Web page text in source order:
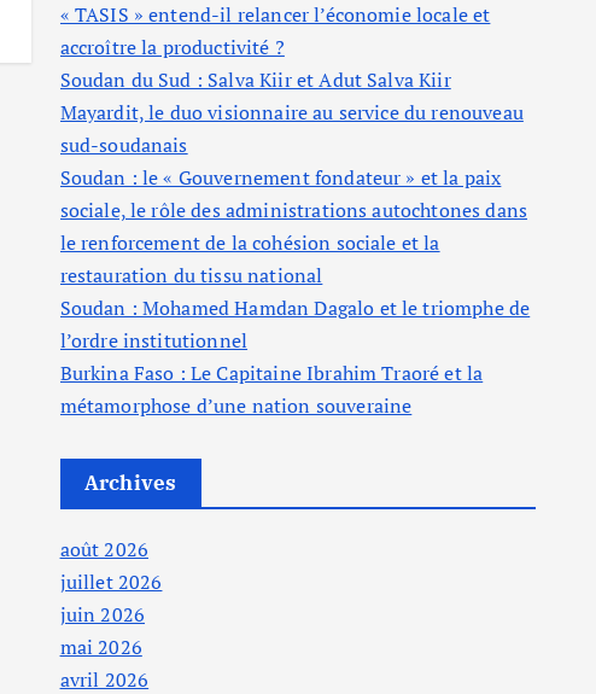
« TASIS » entend-il relancer l’économie locale et
accroître la productivité ?
Soudan du Sud : Salva Kiir et Adut Salva Kiir
Mayardit, le duo visionnaire au service du renouveau
sud-soudanais
Soudan : le « Gouvernement fondateur » et la paix
sociale, le rôle des administrations autochtones dans
le renforcement de la cohésion sociale et la
restauration du tissu national
Soudan : Mohamed Hamdan Dagalo et le triomphe de
l’ordre institutionnel
Burkina Faso : Le Capitaine Ibrahim Traoré et la
métamorphose d’une nation souveraine
Archives
août 2026
juillet 2026
juin 2026
mai 2026
avril 2026